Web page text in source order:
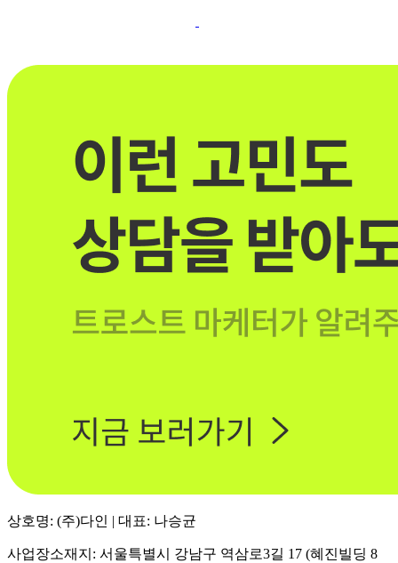
상호명: (주)다인 | 대표: 나승균
사업장소재지: 서울특별시 강남구 역삼로3길 17 (혜진빌딩 8